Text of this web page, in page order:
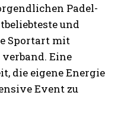
Padel-
und
Sportart mit
Eine
die eigene Energie
Event zu